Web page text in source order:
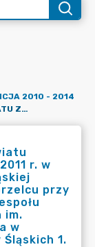
2010 - 2014
UCHWAŁA NR X 83 2011 RADY POWIATU ZGORZELECKIEGO Z DNIA 28 LIPCA 2011 R. W SPRAWIE WŁĄCZENIA FILII DOLNOŚLĄSKIEJ BIBLIOTEKI PEDAGOGICZNEJ W ZGORZELCU PRZY UL. POWSTAŃCÓW ŚLĄSKICH 1 DO ZESPOŁU SZKÓŁ ZAWODOWYCH I LICEALNYCH IM. GÓRNIKÓW I ENERGETYKÓW TUROWA W ZGORZELCU PRZY UL. POWSTAŃCÓW ŚLĄSKICH 1.
r. w
przy
im.
w
1.